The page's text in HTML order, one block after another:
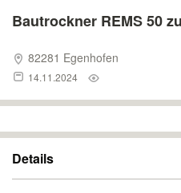
Bautrockner REMS 50
82281 Egenhofen
14.11.2024
Details